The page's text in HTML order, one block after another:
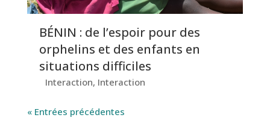
BÉNIN : de l’espoir pour des
orphelins et des enfants en
situations difficiles
Interaction, Interaction
« Entrées précédentes